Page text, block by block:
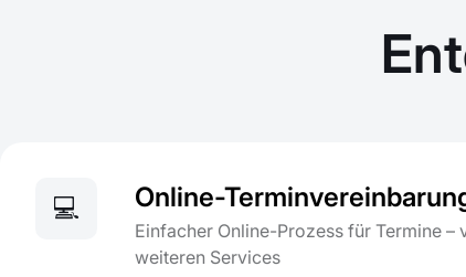
💻 Online-
Einfacher Online-Prozess für Termine –
weiteren Services